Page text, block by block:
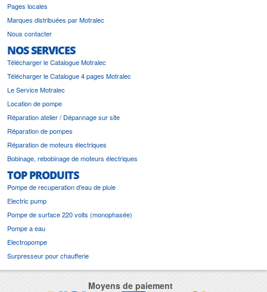
Pages locales
Marques distribuées par Motralec
Nous contacter
NOS SERVICES
Télécharger le Catalogue Motralec
Télécharger le Catalogue 4 pages Motralec
Le Service Motralec
Location de pompe
Réparation atelier / Dépannage sur site
Réparation de pompes
Réparation de moteurs électriques
Bobinage, rebobinage de moteurs électriques
TOP PRODUITS
Pompe de recuperation d'eau de pluie
Electric pump
Pompe de surface 220 volts (monophasée)
Pompe a eau
Electropompe
Surpresseur pour chaufferie
Moyens de paiement